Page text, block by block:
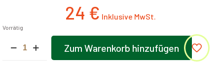
24 €
Vorrätig
Vorderradkotflügel
KH01,
Zum Warenkorb hinzufügen
Alternative: